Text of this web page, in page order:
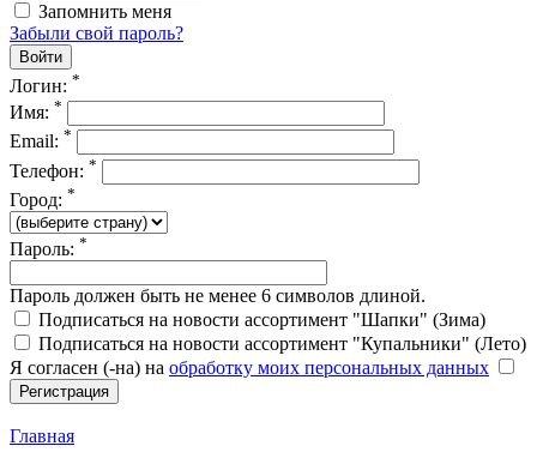
Запомнить меня
Забыли свой пароль?
Логин: *
Имя: *
Email: *
Телефон: *
Город: *
Пароль: *
Пароль должен быть не менее 6 символов длиной.
Подписаться на новости ассортимент "Шапки" (Зима)
Подписаться на новости ассортимент "Купальники" (Лето)
Я согласен (-на) на обработку моих персональных данных
Главная